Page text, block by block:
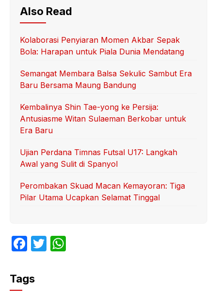
Also Read
Kolaborasi Penyiaran Momen Akbar Sepak
Bola: Harapan untuk Piala Dunia Mendatang
Semangat Membara Balsa Sekulic Sambut Era
Baru Bersama Maung Bandung
Kembalinya Shin Tae-yong ke Persija:
Antusiasme Witan Sulaeman Berkobar untuk
Era Baru
Ujian Perdana Timnas Futsal U17: Langkah
Awal yang Sulit di Spanyol
Perombakan Skuad Macan Kemayoran: Tiga
Pilar Utama Ucapkan Selamat Tinggal
F
c
e
T
Tags